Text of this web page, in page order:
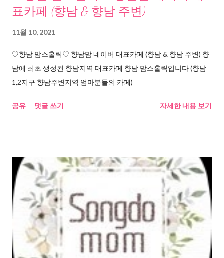
표카페 (향남 & 향남 주변)
11월 10, 2021
♡향남 맘스홀릭♡ 향남맘 네이버 대표카페 (향남 & 향남 주변) 향
남에 최초 생성된 향남지역 대표카페 향남 맘스홀릭입니다 (향남
1,2지구 향남주변지역 엄마분들의 카페)
공유 댓글 쓰기 자세한 내용 보기